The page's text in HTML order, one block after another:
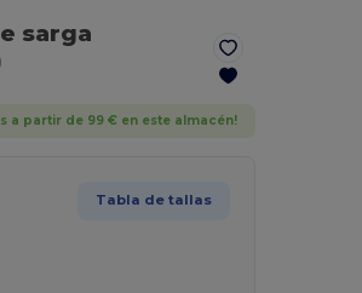
sarga
a partir de 99 € en este almacén!
Tabla de tallas